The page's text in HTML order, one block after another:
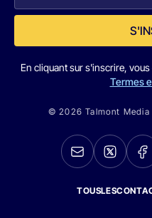
En cliquant sur s'inscrire,
Termes
© 2026 Talmont